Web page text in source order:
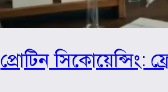
প্রোটিন সিকোয়েন্সিং: